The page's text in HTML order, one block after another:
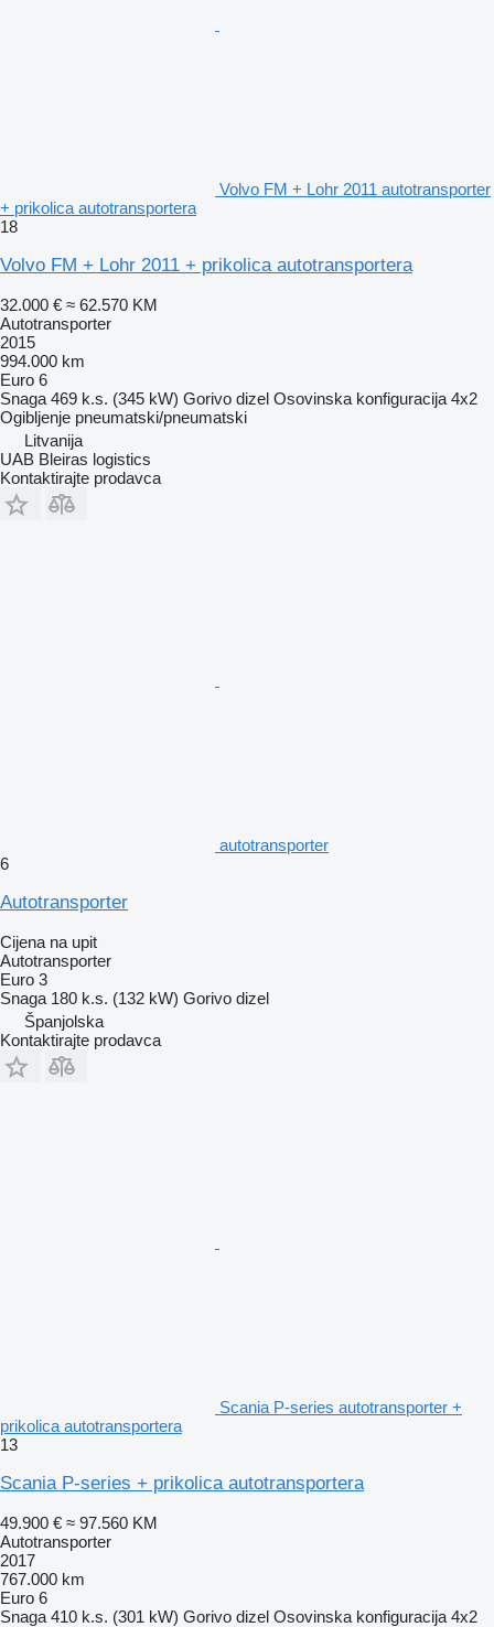
Volvo FM + Lohr 2011 autotransporter
+ prikolica autotransportera
18
Volvo FM + Lohr 2011 + prikolica autotransportera
32.000 € ≈ 62.570 KM
Autotransporter
2015
994.000 km
Euro 6
Snaga 469 k.s. (345 kW) Gorivo dizel Osovinska konfiguracija 4x2
Ogibljenje pneumatski/pneumatski
Litvanija
UAB Bleiras logistics
Kontaktirajte prodavca
autotransporter
6
Autotransporter
Cijena na upit
Autotransporter
Euro 3
Snaga 180 k.s. (132 kW) Gorivo dizel
Španjolska
Kontaktirajte prodavca
Scania P-series autotransporter +
prikolica autotransportera
13
Scania P-series + prikolica autotransportera
49.900 € ≈ 97.560 KM
Autotransporter
2017
767.000 km
Euro 6
Snaga 410 k.s. (301 kW) Gorivo dizel Osovinska konfiguracija 4x2